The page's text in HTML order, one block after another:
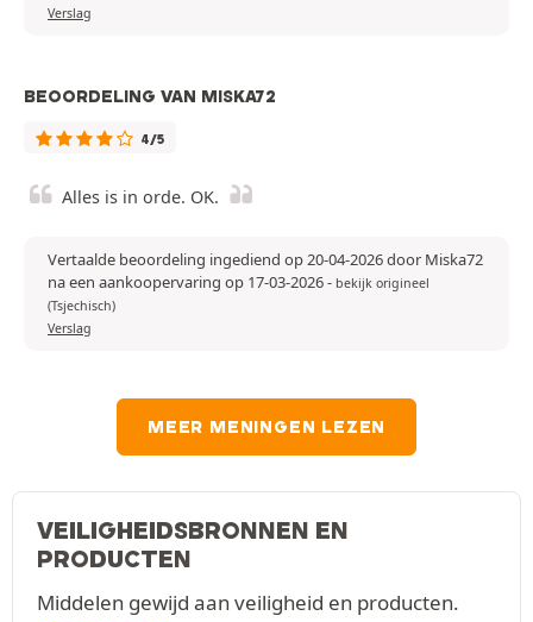
Verslag
BEOORDELING VAN MISKA72
4/5
Alles is in orde. OK.
Vertaalde beoordeling ingediend op 20-04-2026 door Miska72
na een aankoopervaring op 17-03-2026- bekijk origineel
(Tsjechisch)
Verslag
MEER MENINGEN LEZEN
VEILIGHEIDSBRONNEN EN
PRODUCTEN
Middelen gewijd aan veiligheid en producten.